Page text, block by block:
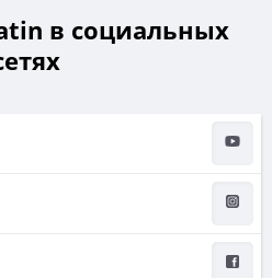
в социальных